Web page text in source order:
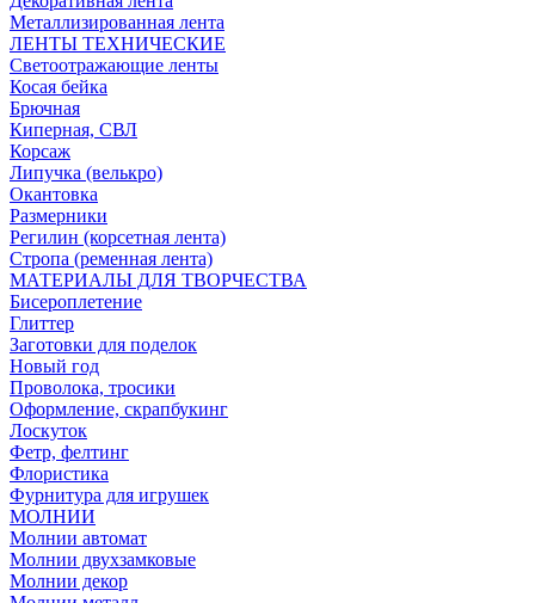
Металлизированная лента
ЛЕНТЫ ТЕХНИЧЕСКИЕ
Светоотражающие ленты
Косая бейка
Брючная
Киперная, СВЛ
Корсаж
Липучка (велькро)
Окантовка
Размерники
Регилин (корсетная лента)
Стропа (ременная лента)
МАТЕРИАЛЫ ДЛЯ ТВОРЧЕСТВА
Бисероплетение
Глиттер
Заготовки для поделок
Новый год
Проволока, тросики
Оформление, скрапбукинг
Лоскуток
Фетр, фелтинг
Флористика
Фурнитура для игрушек
МОЛНИИ
Молнии автомат
Молнии двухзамковые
Молнии декор